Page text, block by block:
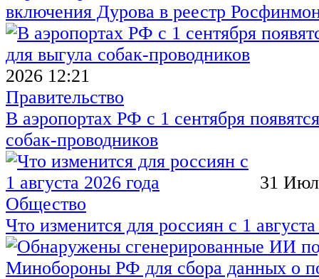
включения Дурова в реестр
2026 12:21
Правительство
В аэропортах РФ с 1 сентября
собак-проводников
31
Общество
Что изменится для россиян с 1